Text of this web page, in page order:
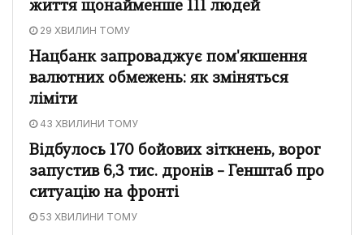
життя щонайменше 111 людей
29 ХВИЛИН ТОМУ
Нацбанк запроваджує пом'якшення
валютних обмежень: як зміняться
ліміти
43 ХВИЛИНИ ТОМУ
Відбулось 170 бойових зіткнень, ворог
запустив 6,3 тис. дронів – Генштаб про
ситуацію на фронті
53 ХВИЛИНИ ТОМУ